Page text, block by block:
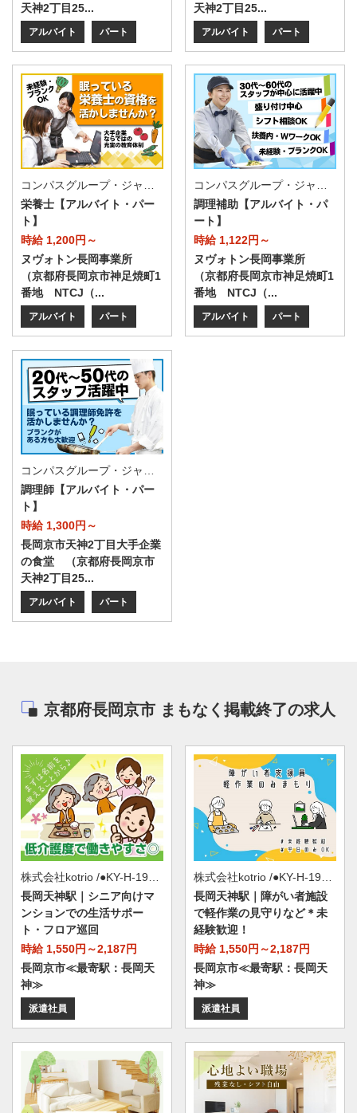
天神2丁目25...
アルバイト パート
天神2丁目25...
アルバイト パート
コンパスグループ・ジャパン株式会社 20249_p
栄養士【アルバイト・パー
ト】
時給 1,200円～
ヌヴォトン長岡事業所
（京都府長岡京市神足焼町1
番地 NTCJ（...
アルバイト パート
コンパスグループ・ジャパン株式会社 20249_p
調理補助【アルバイト・パ
ート】
時給 1,122円～
ヌヴォトン長岡事業所
（京都府長岡京市神足焼町1
番地 NTCJ（...
アルバイト パート
調理師【アルバイト・パー
ト】
時給 1,300円～
長岡京市天神2丁目大手企業
の食堂 （京都府長岡京市
天神2丁目25...
アルバイト パート
京都府長岡京市 まもなく掲載終了の求人
長岡天神駅｜シニア向けマ
ンションでの生活サポー
ト・フロア巡回
時給 1,550円～2,187円
長岡京市≪最寄駅：長岡天
神≫
派遣社員
長岡天神駅｜障がい者施設
で軽作業の見守りなど＊未
経験歓迎！
時給 1,550円～2,187円
長岡京市≪最寄駅：長岡天
神≫
派遣社員